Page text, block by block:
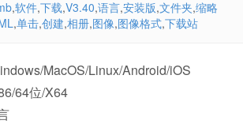
,软件,下载,V3.40,语言,安装版,文件夹,缩略
,单击,创建,相册,图像,图像格式,下载站
MacOS/Linux/Android/iOS
64位/X64